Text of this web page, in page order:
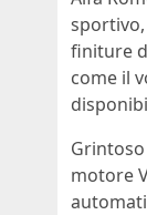
sportivo,
finiture
come il
motore